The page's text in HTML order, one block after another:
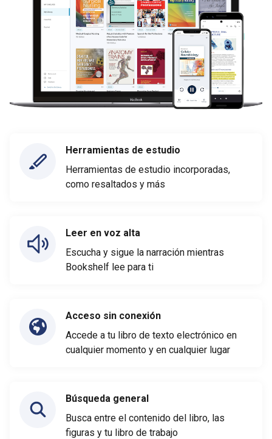
Herramientas de estudio
Herramientas de estudio incorporadas,
como resaltados y más
Leer en voz alta
Escucha y sigue la narración mientras
Bookshelf lee para ti
Acceso sin conexión
Accede a tu libro de texto electrónico en
cualquier momento y en cualquier lugar
Búsqueda general
Busca entre el contenido del libro, las
figuras y tu libro de trabajo